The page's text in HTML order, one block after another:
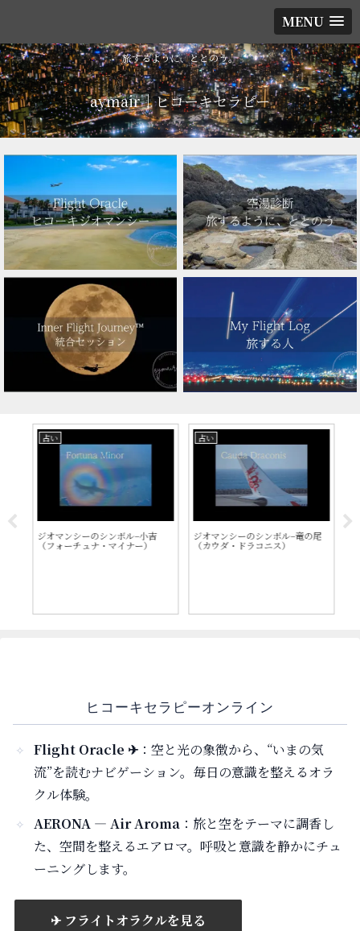
MENU
旅するように、ととのう。
aymair｜ヒコーキセラピー
占い
ジオマンシーのシンボル–小吉
（フォーチュナ・マイナー）
占い
ジオマンシーのシンボル–竜の尾
（カウダ・ドラコニス）
ヒコーキセラピーオンライン
Flight Oracle ✈︎：空と光の象徴から、“いまの気
流”を読むナビゲーション。毎日の意識を整えるオラ
クル体験。
AERONA — Air Aroma：旅と空をテーマに調香し
た、空間を整えるエアロマ。呼吸と意識を静かにチュ
ーニングします。
✈︎ フライトオラクルを見る